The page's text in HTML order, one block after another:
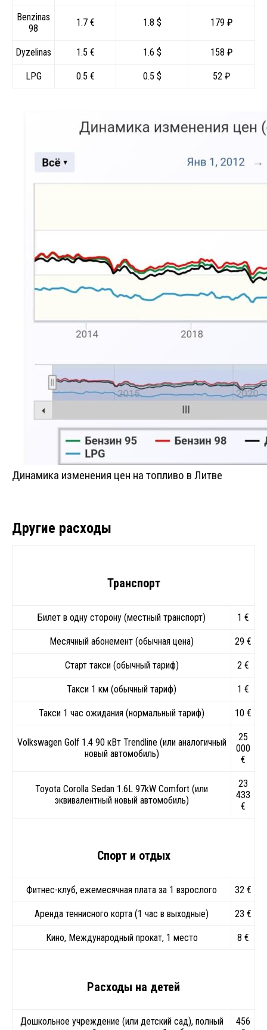
Benzinas
98
1.7 € 1.8 $ 179 ₽
Dyzelinas 1.5 € 1.6 $ 158 ₽
LPG 0.5 € 0.5 $ 52 ₽
Динамика изменения цен на топливо в Литве
Другие расходы
Транспорт
Билет в одну сторону (местный транспорт) 1 €
Месячный абонемент (обычная цена) 29 €
Старт такси (обычный тариф) 2 €
Такси 1 км (обычный тариф) 1 €
Такси 1 час ожидания (нормальный тариф) 10 €
Volkswagen Golf 1.4 90 кВт Trendline (или аналогичный
новый автомобиль)
25
000
€
Toyota Corolla Sedan 1.6L 97kW Comfort (или
эквивалентный новый автомобиль)
23
433
€
Спорт и отдых
Фитнес-клуб, ежемесячная плата за 1 взрослого 32 €
Аренда теннисного корта (1 час в выходные) 23 €
Кино, Международный прокат, 1 место 8 €
Расходы на детей
Дошкольное учреждение (или детский сад), полный
456